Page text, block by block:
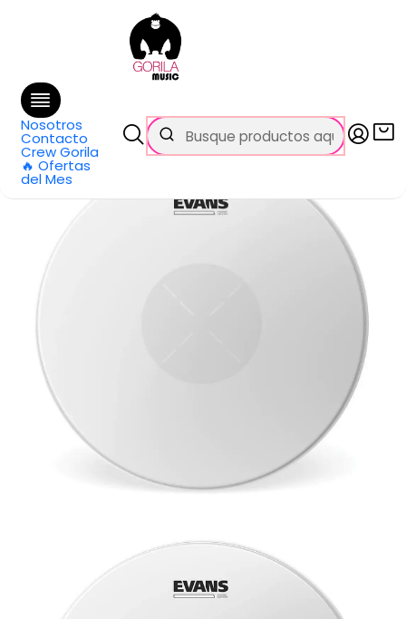
Nosotros
Contacto
Crew Gorila
🔥 Ofertas
del Mes
GRATIS
en Santiago y $99.990 en Regiones
Inicio Todos los productos
Parche de Caja Power Center 14" EVANS